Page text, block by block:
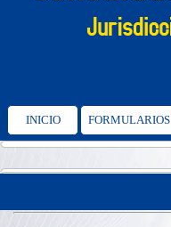
INICIO FORMULARIOS